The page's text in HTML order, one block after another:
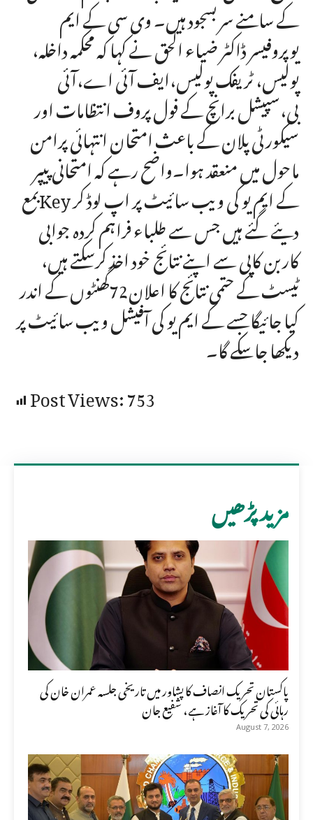
کے سامنے سربسجود ہیں۔ وی سی کے ایم
یوپروفیسر ڈاکٹر ضیاء الحق نے کہا کہ محکمہ داخلہ،
پولیس، ٹریفک پولیس،ایف آئی اے،آئی
بی،سپیشل برانچ کے فول پروف انتظامات اور
سیکورٹی پلان کے باعث امتحان انتہائی پرامن
ماحول میں منعقد ہوا۔واضح رہے کہ امتحانی پیپر
بمعKey کے ایم یو کی ویب سائیٹ پر اپ لوڈ کر
دیئے گئے ہیں جس سے طلباء فراہم کردہ جوابی
کاربن کاپی سے اپنے نتائج خود اخذ کرسکتے ہیں،
ٹیسٹ کے حتمی نتائج کا اعلان72گھنٹوں کے اندر
کیا جائیگا جسے کے ایم یو کی آفیشل ویب سائیٹ پر
دیکھا جاسکے گا۔
Post Views:753
مزید پڑھیں
پاکستان تحریک انصاف کا پشاور میں تاریخی جلسہ عمران خان کی
رہائی کی تحریک کا آغاز ہے، شفیع جان
August 7, 2026